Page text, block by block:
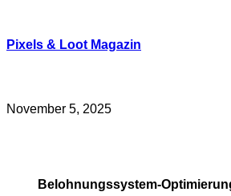
content
Pixels & Loot Magazin
November 5, 2025
Belohnungssystem-